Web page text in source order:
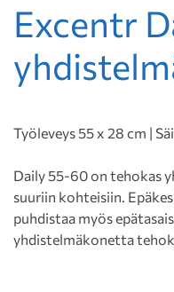
Excentr
Työleveys 55 x 28 cm |
Daily 55-60 on tehokas
suuriin kohteisiin.
puhdistaa myös
yhdistelmäkonetta